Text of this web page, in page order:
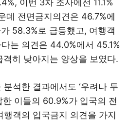
이번 3차 조사에선 11.1%
데 전면금지의견은 46.7%에
58.3%로 급등했고, 여행객
는 의견은 44.0%에서 45.1%
히 낮아지는 양상을 보였다.
석한 결과에서도 ‘우려나 두
한 이들의 60.9%가 입국의 전
객의 입국금지 의견을 가지